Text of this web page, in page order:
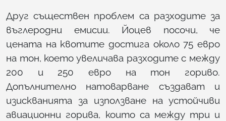
Друг съществен проблем са разходите за
въглеродни емисии. Йоцев посочи, че
цената на квотите достига около 75 евро
на тон, което увеличава разходите с между
200 и 250 евро на тон гориво.
Допълнително натоварване създават и
изискванията за използване на устойчиви
авиационни горива, които са между три и